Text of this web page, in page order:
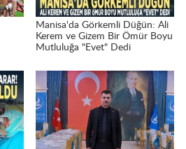
Manisa'da Görkemli Düğün: Ali
Kerem ve Gizem Bir Ömür Boyu
Mutluluğa "Evet" Dedi